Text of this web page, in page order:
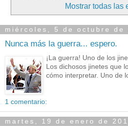
Mostrar todas las
miércoles, 5 de octubre de
Nunca más la guerra... espero.
¡La guerra! Uno de los
Los dichosos jinetes que
cómo interpretar. Uno de
1 comentario:
martes, 19 de enero de